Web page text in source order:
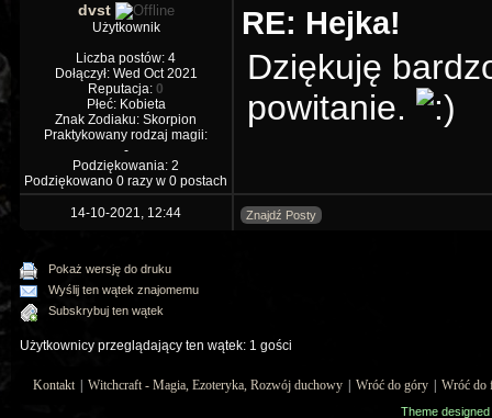
dvst
Użytkownik
Liczba postów: 4
Dołączył: Wed Oct 2021
Reputacja: 0
Płeć: Kobieta
Znak Zodiaku: Skorpion
Praktykowany rodzaj magii:
-
Podziękowania: 2
Podziękowano 0 razy w 0 postach
RE: Hejka!
Dziękuję
powitanie.
14-10-2021, 12:44 Znajdź Posty
Pokaż wersję do druku
Wyślij ten wątek znajomemu
Subskrybuj ten wątek
Użytkownicy przeglądający ten wątek: 1 gości
Kontakt Witchcraft - Magia, Ezoteryka, Rozwój duchowy Wróć do góry Wróć do
Theme